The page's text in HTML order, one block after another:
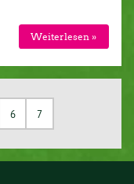
Weiterlesen »
6 7